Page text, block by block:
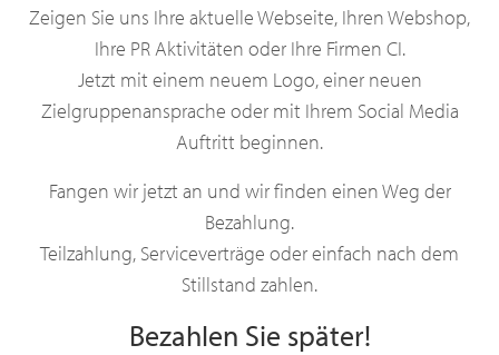
Zeigen Sie uns Ihre aktuelle Webseite, Ihren Webshop,
Ihre PR Aktivitäten oder Ihre Firmen CI.
Jetzt mit einem neuem Logo, einer neuen
Zielgruppenansprache oder mit Ihrem Social Media
Auftritt beginnen.
Fangen wir jetzt an und wir finden einen Weg der
Bezahlung.
Teilzahlung, Serviceverträge oder einfach nach dem
Stillstand zahlen.
Bezahlen Sie später!